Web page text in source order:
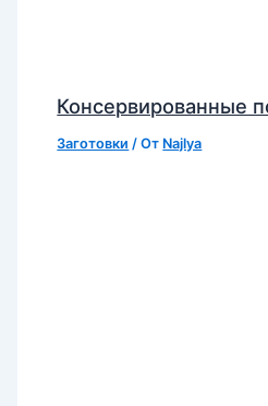
Консервированные
Заготовки / От Najlya